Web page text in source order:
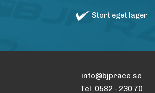
Stort eget lager
info@bjprace.se
Tel. 0582 - 230 70